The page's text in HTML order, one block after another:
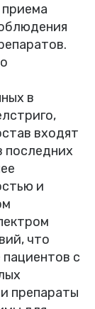
в
входят
последних
и
что
с
препараты